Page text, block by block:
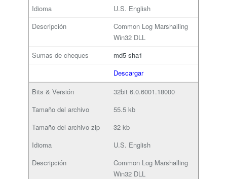
U.S. English
Common Log Marshalling
Win32 DLL
md5 sha1
Descargar
32bit 6.0.6001.18000
55.5 kb
32 kb
U.S. English
Common Log Marshalling
Win32 DLL